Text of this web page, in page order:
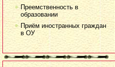
Преемственность в
образовании
Приём иностранных граждан
в ОУ